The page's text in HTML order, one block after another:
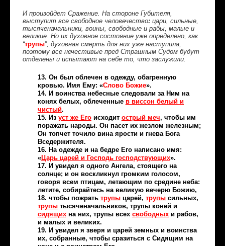
И произойдет Сражение. На стороне Губителя,
выступит все свободное человечество:цари, сильные,
тысяченачальники, воины, свободные и рабы, малые и
великие. Но их духовное состояние уже определено, как
“трупы”, духовная смерть для них уже наступила,
поэтому все нечестивые пред Страшным Судом будут
отделены и испытают на себе то, что заслужили.
13. Он был облечен в одежду, обагренную
кровью. Имя Ему: «Слово Божие».
14. И воинства небесные следовали за Ним на
конях белых, облеченные в виссон белый и
чистый.
15. Из уст же Егоисходит острый меч, чтобы им
поражать народы. Он пасет их жезлом железным;
Он топчет точило вина ярости и гнева Бога
Вседержителя.
16. На одежде и на бедре Его написано имя:
«Царь царей и Господь господствующих».
17. И увидел я одного Ангела, стоящего на
солнце; и он воскликнул громким голосом,
говоря всем птицам, летающим по средине неба:
летите, собирайтесь на великую вечерю Божию,
18. чтобы пожрать трупыцарей, трупысильных,
трупытысяченачальников, трупы коней и
сидящихна них, трупы всех свободныхи рабов,
и малых и великих.
19. И увидел я зверя и царей земных и воинства
их, собранные, чтобы сразиться с Сидящим на